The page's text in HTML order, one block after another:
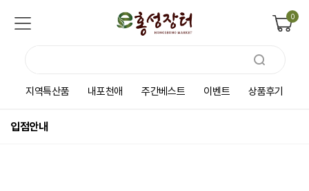
0
지역특산품 내포천애 주간베스트 이벤트 상품후기
입점안내